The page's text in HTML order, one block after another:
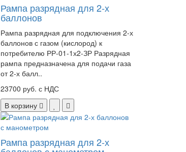
Рампа разрядная для 2-х
баллонов
Рампа разрядная для подключения 2-х
баллонов с газом (кислород) к
потребителю РР-01-1х2-ЗР Разрядная
рампа предназначена для подачи газа
от 2-х балл..
23700 руб. с НДС
В корзину
Рампа разрядная для 2-х